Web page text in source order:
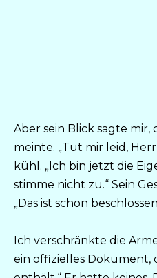
Aber sein Blick sagte mir,
meinte. „Tut mir leid,
kühl. „Ich bin jetzt die
stimme nicht zu.“ Sein
„Das ist schon
Ich verschränkte die
ein offizielles Dokument,